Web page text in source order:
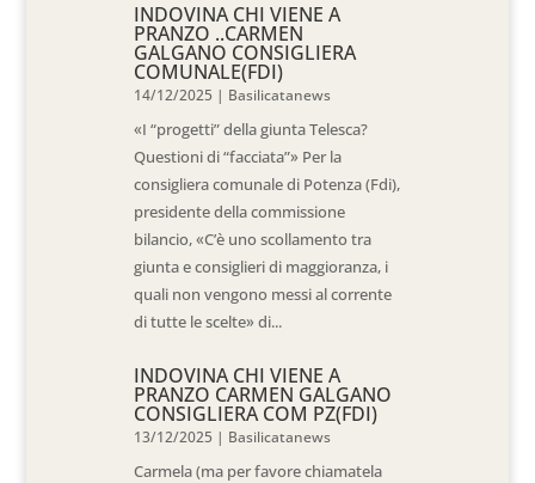
INDOVINA CHI VIENE A
PRANZO ..CARMEN
GALGANO CONSIGLIERA
COMUNALE(FDI)
14/12/2025 | Basilicatanews
«I “progetti” della giunta Telesca?
Questioni di “facciata”» Per la
consigliera comunale di Potenza (Fdi),
presidente della commissione
bilancio, «C’è uno scollamento tra
giunta e consiglieri di maggioranza, i
quali non vengono messi al corrente
di tutte le scelte» di...
INDOVINA CHI VIENE A
PRANZO CARMEN GALGANO
CONSIGLIERA COM PZ(FDI)
13/12/2025 | Basilicatanews
Carmela (ma per favore chiamatela